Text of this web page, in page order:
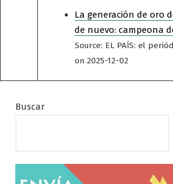
La generación de oro
de nuevo: campeona
Source: EL PAÍS: el
on 2025-12-02
Buscar